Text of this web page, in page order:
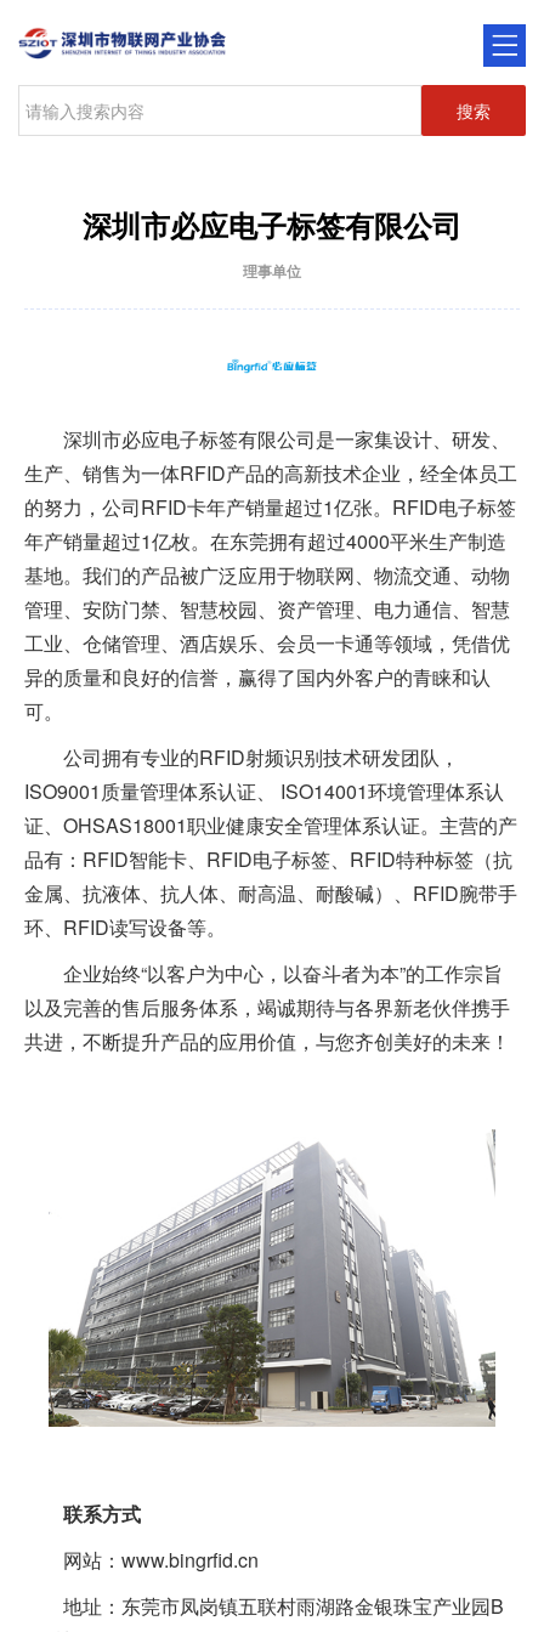
搜索
深圳市必应电子标签有限公司
理事单位
深圳市必应电子标签有限公司是一家集设计、研发、
生产、销售为一体RFID产品的高新技术企业，经全体员工
的努力，公司RFID卡年产销量超过1亿张。RFID电子标签
年产销量超过1亿枚。在东莞拥有超过4000平米生产制造
基地。我们的产品被广泛应用于物联网、物流交通、动物
管理、安防门禁、智慧校园、资产管理、电力通信、智慧
工业、仓储管理、酒店娱乐、会员一卡通等领域，凭借优
异的质量和良好的信誉，赢得了国内外客户的青睐和认
可。
公司拥有专业的RFID射频识别技术研发团队，
ISO9001质量管理体系认证、 ISO14001环境管理体系认
证、OHSAS18001职业健康安全管理体系认证。主营的产
品有：RFID智能卡、RFID电子标签、RFID特种标签（抗
金属、抗液体、抗人体、耐高温、耐酸碱）、RFID腕带手
环、RFID读写设备等。
企业始终“以客户为中心，以奋斗者为本”的工作宗旨
以及完善的售后服务体系，竭诚期待与各界新老伙伴携手
共进，不断提升产品的应用价值，与您齐创美好的未来！
联系方式
网站：www.bingrfid.cn
地址：东莞市凤岗镇五联村雨湖路金银珠宝产业园B